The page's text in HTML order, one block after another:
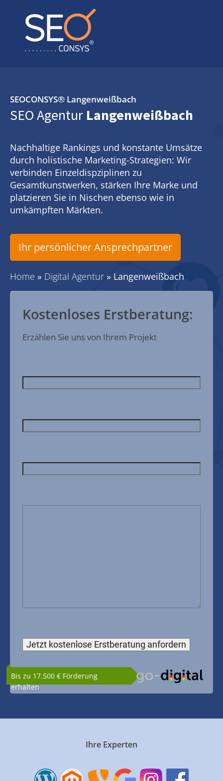
SEOCONSYS® Langenweißbach
SEO Agentur Langenweißbach
Nachhaltige Rankings und konstante Umsätze
durch holistische Marketing-Strategien: Wir
verbinden Einzeldispziplinen zu
Gesamtkunstwerken, stärken Ihre Marke und
platzieren Sie in Nischen ebenso wie in
umkämpften Märkten.
Ihr persönlicher Ansprechpartner
Home » Digital Agentur » Langenweißbach
Kostenloses Erstberatung:
Erzählen Sie uns von Ihrem Projekt
Bis zu 17.500 € Förderung
erhalten
Ihre Experten